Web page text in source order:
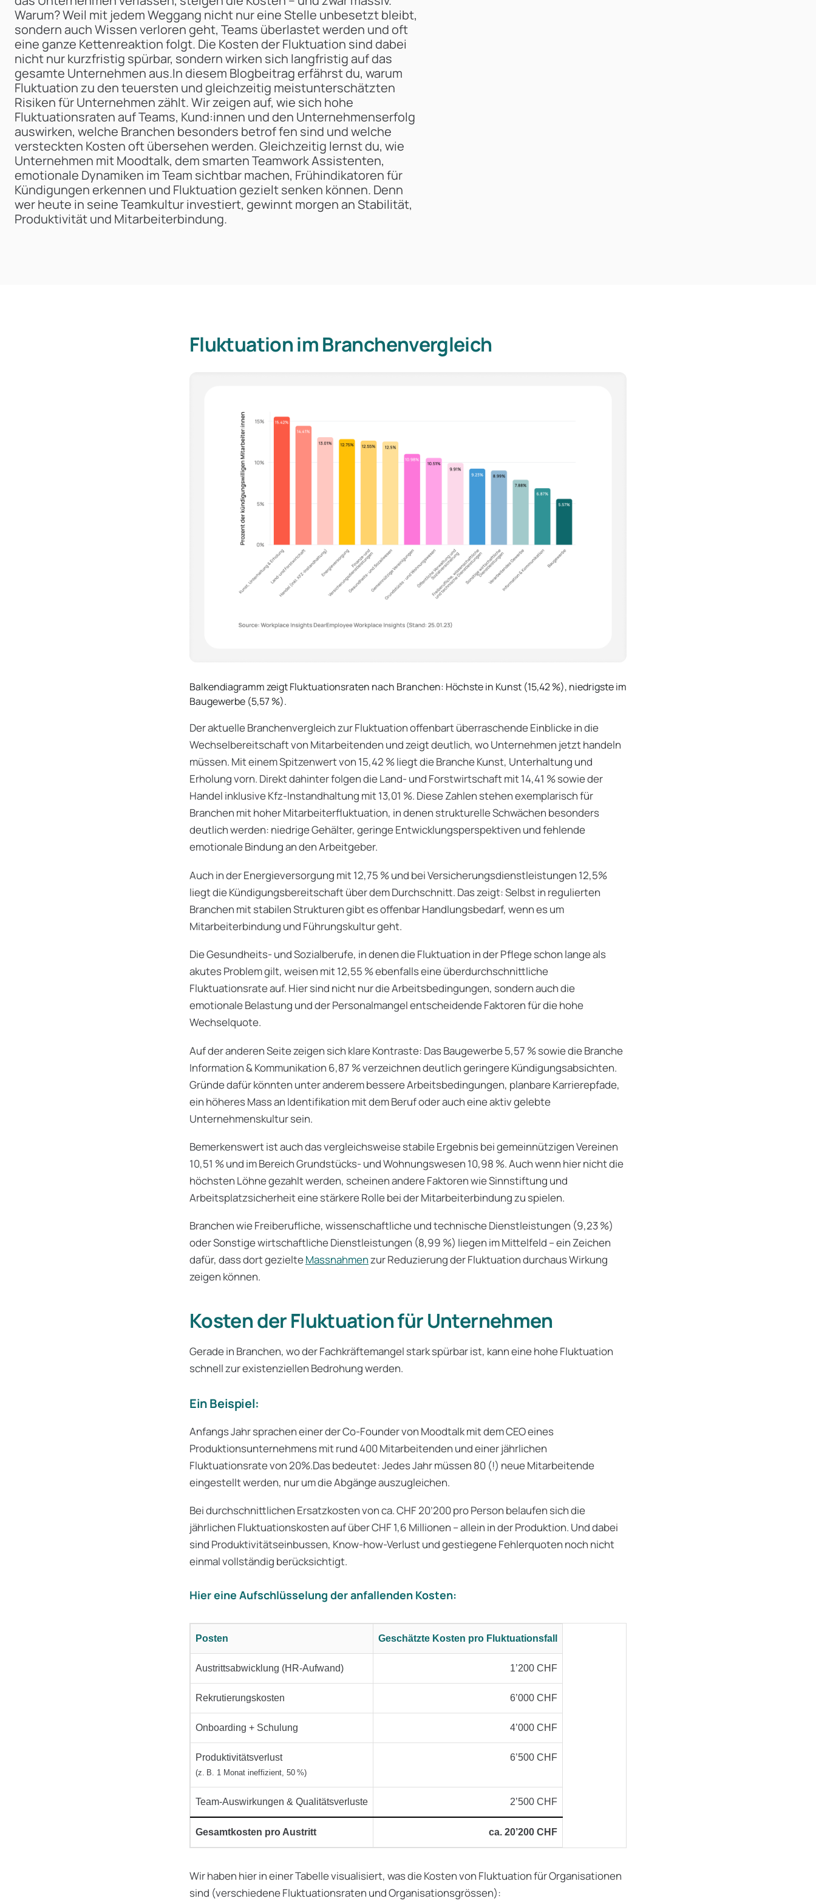
Warum? Weil mit jedem Weggang nicht nur eine Stelle unbesetzt bleibt,
sondern auch Wissen verloren geht, Teams überlastet werden und oft
eine ganze Kettenreaktion folgt. Die Kosten der Fluktuation sind dabei
nicht nur kurzfristig spürbar, sondern wirken sich langfristig auf das
gesamte Unternehmen aus.‍In diesem Blogbeitrag erfährst du, warum
Fluktuation zu den teuersten und gleichzeitig meistunterschätzten
Risiken für Unternehmen zählt. Wir zeigen auf, wie sich hohe
Fluktuationsraten auf Teams, Kund:innen und den Unternehmenserfolg
auswirken, welche Branchen besonders betrof fen sind und welche
versteckten Kosten oft übersehen werden. Gleichzeitig lernst du, wie
Unternehmen mit Moodtalk, dem smarten Teamwork Assistenten,
emotionale Dynamiken im Team sichtbar machen, Frühindikatoren für
Kündigungen erkennen und Fluktuation gezielt senken können. Denn
wer heute in seine Teamkultur investiert, gewinnt morgen an Stabilität,
Produktivität und Mitarbeiterbindung.
Fluktuation im Branchenvergleich
Balkendiagramm zeigt Fluktuationsraten nach Branchen: Höchste in Kunst (15,42 %), niedrigste im
Baugewerbe (5,57 %).
Der aktuelle Branchenvergleich zur Fluktuation offenbart überraschende Einblicke in die
Wechselbereitschaft von Mitarbeitenden und zeigt deutlich, wo Unternehmen jetzt handeln
müssen. Mit einem Spitzenwert von 15,42 % liegt die Branche Kunst, Unterhaltung und
Erholung vorn. Direkt dahinter folgen die Land- und Forstwirtschaft mit 14,41 % sowie der
Handel inklusive Kfz-Instandhaltung mit 13,01 %. Diese Zahlen stehen exemplarisch für
Branchen mit hoher Mitarbeiterfluktuation, in denen strukturelle Schwächen besonders
deutlich werden: niedrige Gehälter, geringe Entwicklungsperspektiven und fehlende
emotionale Bindung an den Arbeitgeber.
Auch in der Energieversorgung mit 12,75 % und bei Versicherungsdienstleistungen 12,5%
liegt die Kündigungsbereitschaft über dem Durchschnitt. Das zeigt: Selbst in regulierten
Branchen mit stabilen Strukturen gibt es offenbar Handlungsbedarf, wenn es um
Mitarbeiterbindung und Führungskultur geht.
Die Gesundheits- und Sozialberufe, in denen die Fluktuation in der Pflege schon lange als
akutes Problem gilt, weisen mit 12,55 % ebenfalls eine überdurchschnittliche
Fluktuationsrate auf. Hier sind nicht nur die Arbeitsbedingungen, sondern auch die
emotionale Belastung und der Personalmangel entscheidende Faktoren für die hohe
Wechselquote.
Auf der anderen Seite zeigen sich klare Kontraste: Das Baugewerbe 5,57 % sowie die Branche
Information & Kommunikation 6,87 % verzeichnen deutlich geringere Kündigungsabsichten.
Gründe dafür könnten unter anderem bessere Arbeitsbedingungen, planbare Karrierepfade,
ein höheres Mass an Identifikation mit dem Beruf oder auch eine aktiv gelebte
Unternehmenskultur sein.
Bemerkenswert ist auch das vergleichsweise stabile Ergebnis bei gemeinnützigen Vereinen
10,51 % und im Bereich Grundstücks- und Wohnungswesen 10,98 %. Auch wenn hier nicht die
höchsten Löhne gezahlt werden, scheinen andere Faktoren wie Sinnstiftung und
Arbeitsplatzsicherheit eine stärkere Rolle bei der Mitarbeiterbindung zu spielen.
Branchen wie Freiberufliche, wissenschaftliche und technische Dienstleistungen (9,23 %)
oder Sonstige wirtschaftliche Dienstleistungen (8,99 %) liegen im Mittelfeld – ein Zeichen
dafür, dass dort gezielteMassnahmenzur Reduzierung der Fluktuation durchaus Wirkung
zeigen können.
Kosten der Fluktuation für Unternehmen
Gerade in Branchen, wo der Fachkräftemangel stark spürbar ist, kann eine hohe Fluktuation
schnell zur existenziellen Bedrohung werden.
Ein Beispiel:
Anfangs Jahr sprachen einer der Co-Founder von Moodtalk mit dem CEO eines
Produktionsunternehmens mit rund 400 Mitarbeitenden und einer jährlichen
Fluktuationsrate von 20%.Das bedeutet: Jedes Jahr müssen 80 (!) neue Mitarbeitende
eingestellt werden, nur um die Abgänge auszugleichen.
Bei durchschnittlichen Ersatzkosten von ca. CHF 20’200 pro Person belaufen sich die
jährlichen Fluktuationskosten auf über CHF 1,6 Millionen – allein in der Produktion. Und dabei
sind Produktivitätseinbussen, Know-how-Verlust und gestiegene Fehlerquoten noch nicht
einmal vollständig berücksichtigt.
Hier eine Aufschlüsselung der anfallenden Kosten:
Posten Geschätzte Kosten pro Fluktuationsfall
Austrittsabwicklung (HR-Aufwand) 1’200 CHF
Rekrutierungskosten 6’000 CHF
Onboarding + Schulung 4’000 CHF
Produktivitätsverlust
(z. B. 1 Monat ineffizient, 50 %)
6’500 CHF
Team-Auswirkungen & Qualitätsverluste 2’500 CHF
Gesamtkosten pro Austritt ca. 20’200 CHF
Wir haben hier in einer Tabelle visualisiert, was die Kosten von Fluktuation für Organisationen
sind (verschiedene Fluktuationsraten und Organisationsgrössen):